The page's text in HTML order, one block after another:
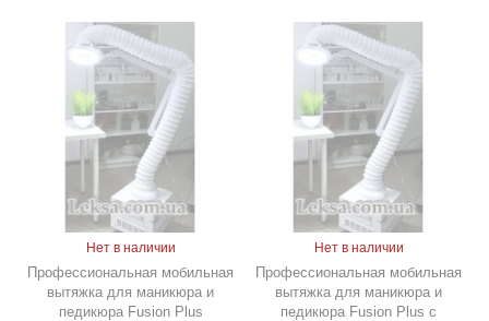
Нет в наличии
Профессиональная мобильная
вытяжка для маникюра и
педикюра Fusion Plus
Нет в наличии
Профессиональная мобильная
вытяжка для маникюра и
педикюра Fusion Plus с